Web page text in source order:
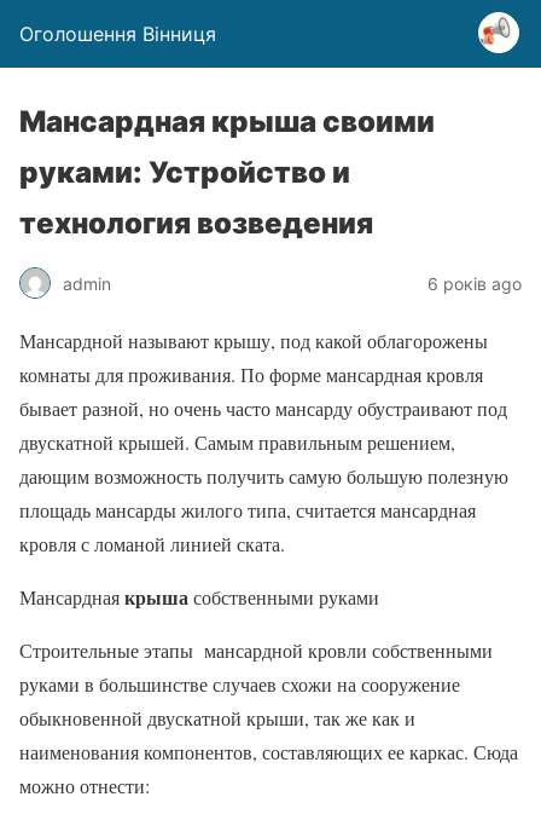
Оголошення Вінниця
Мансардная крыша своими
руками: Устройство и
технология возведения
admin 6 років ago
Мансардной называют крышу, под какой облагорожены
комнаты для проживания. По форме мансардная кровля
бывает разной, но очень часто мансарду обустраивают под
двускатной крышей. Самым правильным решением,
дающим возможность получить самую большую полезную
площадь мансарды жилого типа, считается мансардная
кровля с ломаной линией ската.
Мансарднаякрышасобственными руками
Строительные этапы мансардной кровли собственными
руками в большинстве случаев схожи на сооружение
обыкновенной двускатной крыши, так же как и
наименования компонентов, составляющих ее каркас. Сюда
можно отнести: